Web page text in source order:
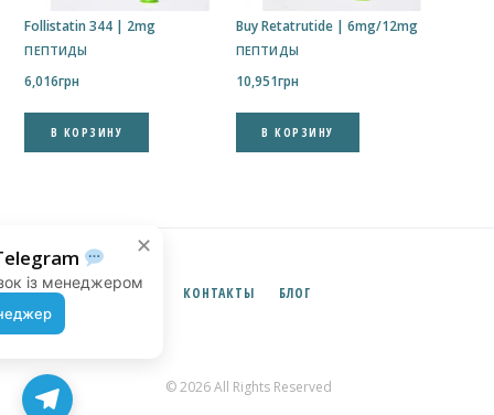
Follistatin 344 | 2mg
ПЕПТИДЫ
6,016грн
В КОРЗИНУ
Buy Retatrutide | 6mg/12mg
ПЕПТИДЫ
10,951грн
В КОРЗИНУ
КОНТАКТЫ БЛОГ
© 2026 All Rights Reserved
Підпишись на наш Telegram
Новини, акції та швидкий зв’язок із менеджером